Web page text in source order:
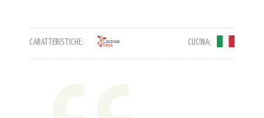
CARATTERISTICHE: CUCINA: